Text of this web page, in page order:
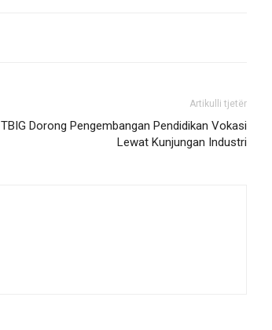
Artikulli tjetër
TBIG Dorong Pengembangan Pendidikan Vokasi
Lewat Kunjungan Industri